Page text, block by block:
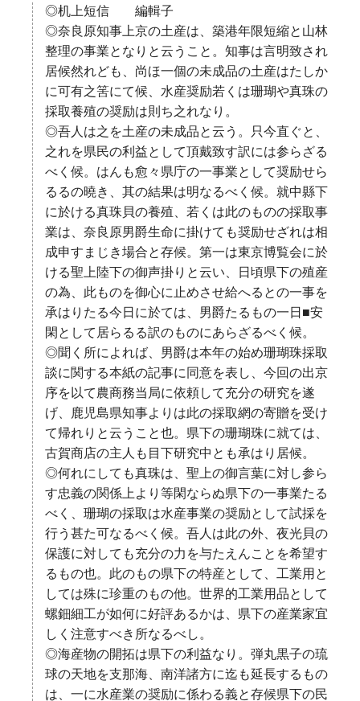
◎机上短信 編輯子
◎奈良原知事上京の土産は、築港年限短縮と山林
整理の事業となりと云うこと。知事は言明致され
居候然れども、尚ほ一個の未成品の土産はたしか
に可有之筈にて候、水産奨励若くは珊瑚や真珠の
採取養殖の奨励は則ち之れなり。
◎吾人は之を土産の未成品と云う。只今直ぐと、
之れを県民の利益として頂戴致す訳には参らざる
べく候。はんも愈々県庁の一事業として奨励せら
るるの曉き、其の結果は明なるべく候。就中縣下
に於ける真珠貝の養殖、若くは此のものの採取事
業は、奈良原男爵生命に掛けても奨励せざれは相
成申すまじき場合と存候。第一は東京博覧会に於
ける聖上陸下の御声掛りと云い、日頃県下の殖産
の為、此ものを御心に止めさせ給へるとの一事を
承はりたる今日に於ては、男爵たるもの一日■安
閑として居らるる訳のものにあらざるべく候。
◎聞く所によれば、男爵は本年の始め珊瑚珠採取
談に関する本紙の記事に同意を表し、今回の出京
序を以て農商務当局に依頼して充分の研究を遂
げ、鹿児島県知事よりは此の採取網の寄贈を受け
て帰れりと云うこと也。県下の珊瑚珠に就ては、
古賀商店の主人も目下研究中とも承はり居候。
◎何れにしても真珠は、聖上の御言葉に対し参ら
す忠義の関係上より等閑ならぬ県下の一事業たる
べく、珊瑚の採取は水産事業の奨励として試採を
行う甚た可なるべく候。吾人は此の外、夜光貝の
保護に対しても充分の力を与たえんことを希望す
るもの也。此のもの県下の特産として、工業用と
しては殊に珍重のもの他。世界的工業用品として
螺鈿細工が如何に好評あるかは、県下の産業家宜
しく注意すべき所なるべし。
◎海産物の開拓は県下の利益なり。弾丸黒子の琉
球の天地を支那海、南洋諸方に迄も延長するもの
は、一に水産業の奨励に係わる義と存候県下の民